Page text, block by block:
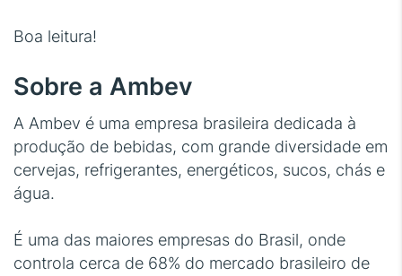
Boa leitura!
Sobre a Ambev
A Ambev é uma empresa brasileira dedicada à
produção de bebidas, com grande diversidade em
cervejas, refrigerantes, energéticos, sucos, chás e
água.
É uma das maiores empresas do Brasil, onde
controla cerca de 68% do mercado brasileiro de